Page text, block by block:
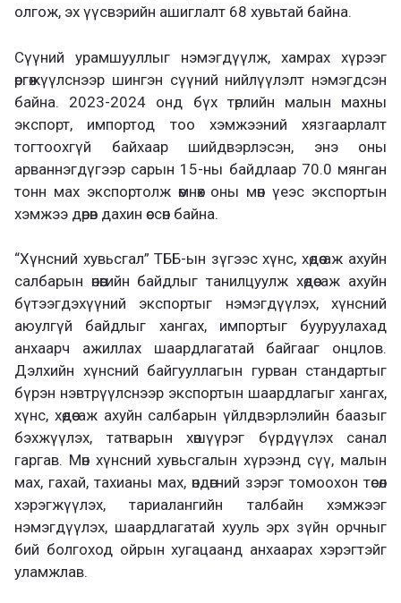
олгож, эх үүсвэрийн ашиглалт 68 хувьтай байна.
Сүүний урамшууллыг нэмэгдүүлж, хамрах хүрээг
өргөжүүлснээр шингэн сүүний нийлүүлэлт нэмэгдсэн
байна. 2023-2024 онд бүх төрлийн малын махны
экспорт, импортод тоо хэмжээний хязгаарлалт
тогтоохгүй байхаар шийдвэрлэсэн, энэ оны
арваннэгдүгээр сарын 15-ны байдлаар 70.0 мянган
тонн мах экспортолж өмнөх оны мөн үеэс экспортын
хэмжээ дөрөв дахин өссөн байна.
“Хүнсний хувьсгал” ТББ-ын зүгээс хүнс, хөдөө аж ахуйн
салбарын өнөөгийн байдлыг танилцуулж хөдөө аж ахуйн
бүтээгдэхүүний экспортыг нэмэгдүүлэх, хүнсний
аюулгүй байдлыг хангах, импортыг бууруулахад
анхаарч ажиллах шаардлагатай байгааг онцлов.
Дэлхийн хүнсний байгууллагын гурван стандартыг
бүрэн нэвтрүүлснээр экспортын шаардлагыг хангах,
хүнс, хөдөө аж ахуйн салбарын үйлдвэрлэлийн баазыг
бэхжүүлэх, татварын хөшүүрэг бүрдүүлэх санал
гаргав. Мөн хүнсний хувьсгалын хүрээнд сүү, малын
мах, гахай, тахианы мах, өндөгний зэрэг томоохон төсөл
хэрэгжүүлэх, тариалангийн талбайн хэмжээг
нэмэгдүүлэх, шаардлагатай хууль эрх зүйн орчныг
бий болгоход ойрын хугацаанд анхаарах хэрэгтэйг
уламжлав.